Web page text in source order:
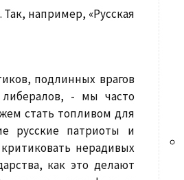
например, «Русская
подлинных врагов
либералов, - мы часто
стать топливом для
русские патриоты и
нерадивых
как это делают